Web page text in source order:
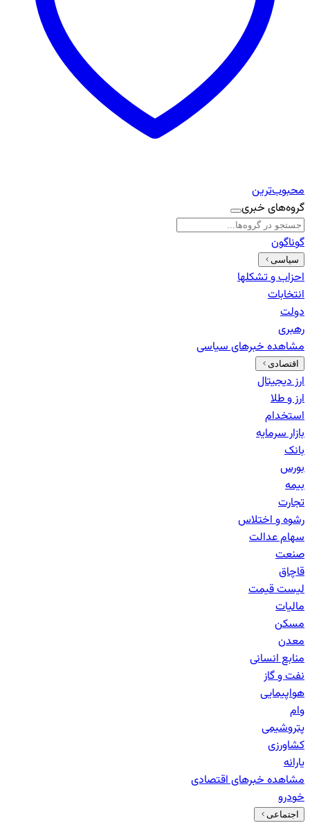
محبوب‌ترین
گروه‌های خبری
گوناگون
سیاسی
احزاب و تشکلها
انتخابات
دولت
رهبری
مشاهده خبرهایسیاسی
اقتصادی
ارز دیجیتال
ارز و طلا
استخدام
بازار سرمایه
بانک‌
بورس
بیمه
تجارت
رشوه و اختلاس
سهام عدالت
صنعت
قاچاق
لیست قیمت
مالیات
مسکن
معدن
منابع انسانی
نفت و گاز
هواپیمایی
وام
پتروشیمی
کشاورزی
یارانه
مشاهده خبرهایاقتصادی
خودرو
اجتماعی